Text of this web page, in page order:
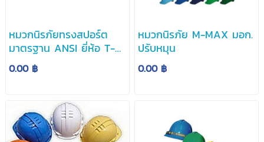
หมวกนิรภัยทรงสปอร์ต
มาตรฐาน ANSI ยี่ห้อ T-
Safe
0.00 ฿
หมวกนิรภัย M-MAX มอก.
ปรับหมุน
0.00 ฿